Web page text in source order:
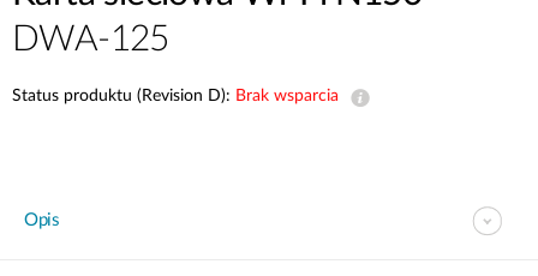
DWA-125
Status produktu (Revision D): Brak wsparcia
Opis